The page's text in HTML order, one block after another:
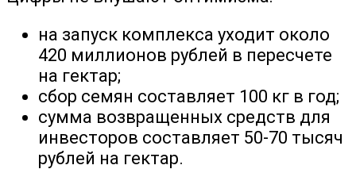
на запуск комплекса уходит около
420 миллионов рублей в пересчете
на гектар;
сбор семян составляет 100 кг в год;
сумма возвращенных средств для
инвесторов составляет 50-70 тысяч
рублей на гектар.